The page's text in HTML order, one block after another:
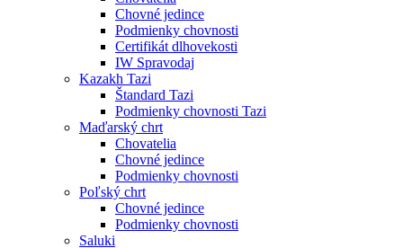
Chovné jedince
Podmienky chovnosti
Certifikát dlhovekosti
IW Spravodaj
Kazakh Tazi
Štandard Tazi
Podmienky chovnosti Tazi
Maďarský chrt
Chovatelia
Chovné jedince
Podmienky chovnosti
Poľský chrt
Chovné jedince
Podmienky chovnosti
Saluki